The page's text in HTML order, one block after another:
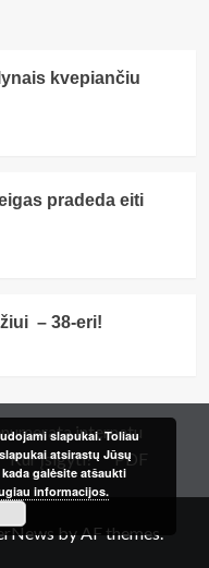
kvepiančiu
pradeda eiti
– 38-eri!
internetu
Kur įsigyti? PDF
by AF themes.
slapukai. Toliau
atsirastų Jūsų
galėsite atšaukti
informacijos.